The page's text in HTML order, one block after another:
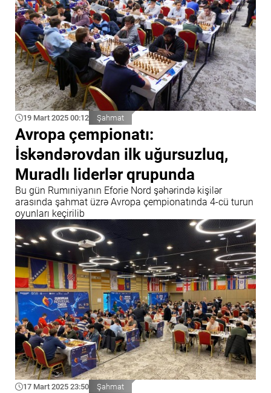
19 Mart 2025 00:12 Şahmat
Avropa çempionatı:
İskəndərovdan ilk uğursuzluq,
Muradlı liderlər qrupunda
Bu gün Rumıniyanın Eforie Nord şəhərində kişilər
arasında şahmat üzrə Avropa çempionatında 4-cü turun
oyunları keçirilib
17 Mart 2025 23:50 Şahmat